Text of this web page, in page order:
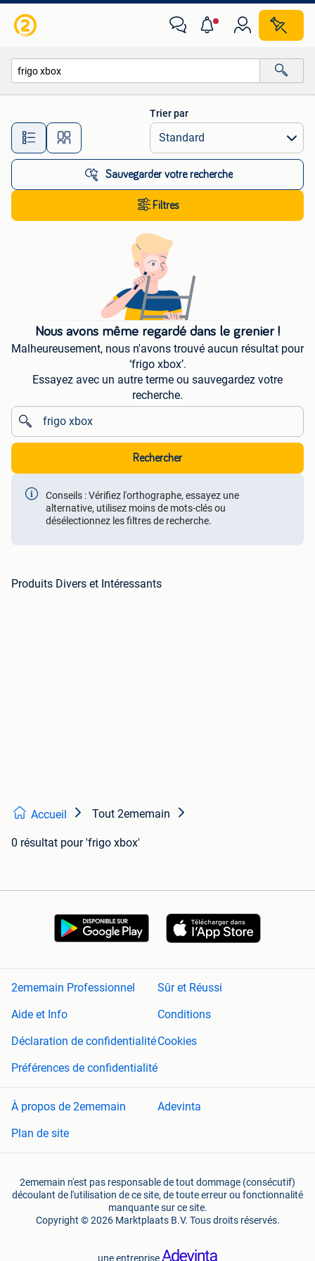
Toutes les distances…
Trier par
Sauvegarder votre recherche
Filtres
Nous avons même regardé dans le grenier !
Malheureusement, nous n'avons trouvé aucun résultat pour
‘frigo xbox’.
Essayez avec un autre terme ou sauvegardez votre
recherche.
Rechercher
Conseils : Vérifiez l'orthographe, essayez une
alternative, utilisez moins de mots-clés ou
désélectionnez les filtres de recherche.
Produits Divers et Intéressants
Accueil Tout 2ememain
0 résultat pour 'frigo xbox'
2ememain Professionnel
Sûr et Réussi
Aide et Info
Conditions
Déclaration de confidentialitéCookies
Préférences de confidentialité
À propos de 2ememain
Adevinta
Plan de site
2ememain n'est pas responsable de tout dommage (consécutif)
découlant de l'utilisation de ce site, de toute erreur ou fonctionnalité
manquante sur ce site.
Copyright © 2026 Marktplaats B.V. Tous droits réservés.
une entreprise